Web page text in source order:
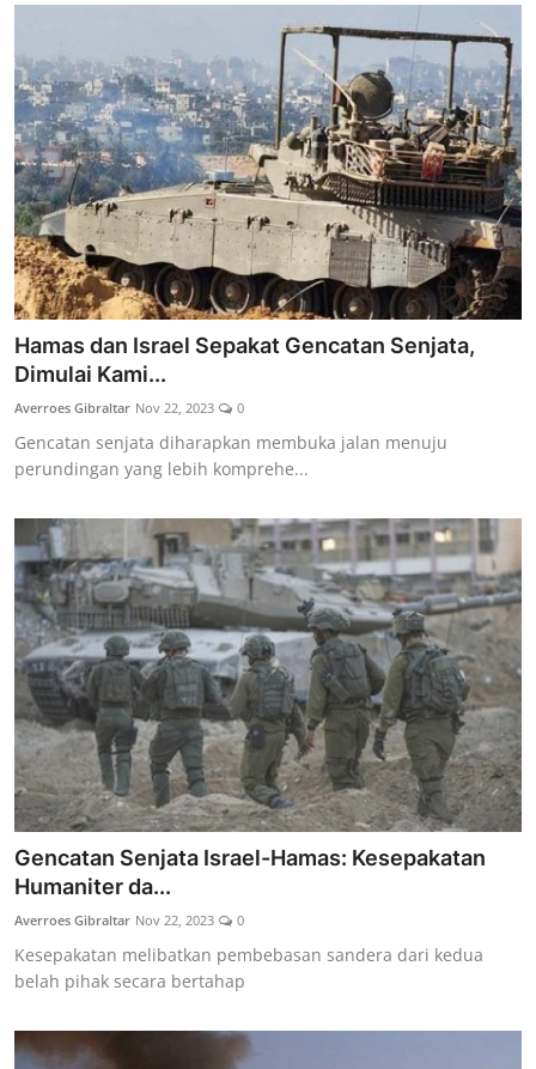
Hamas dan Israel Sepakat Gencatan Senjata,
Dimulai Kami...
Averroes Gibraltar Nov 22, 2023 0
Gencatan senjata diharapkan membuka jalan menuju
perundingan yang lebih komprehe...
Gencatan Senjata Israel-Hamas: Kesepakatan
Humaniter da...
Averroes Gibraltar Nov 22, 2023 0
Kesepakatan melibatkan pembebasan sandera dari kedua
belah pihak secara bertahap